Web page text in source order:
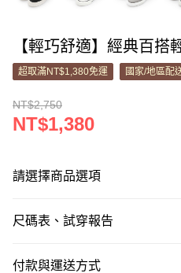
【輕巧舒適】經典百搭
超取滿NT$1,380免運 國家/地區配
NT$2,750
NT$1,380
請選擇商品選項
尺碼表、試穿報告
付款與運送方式